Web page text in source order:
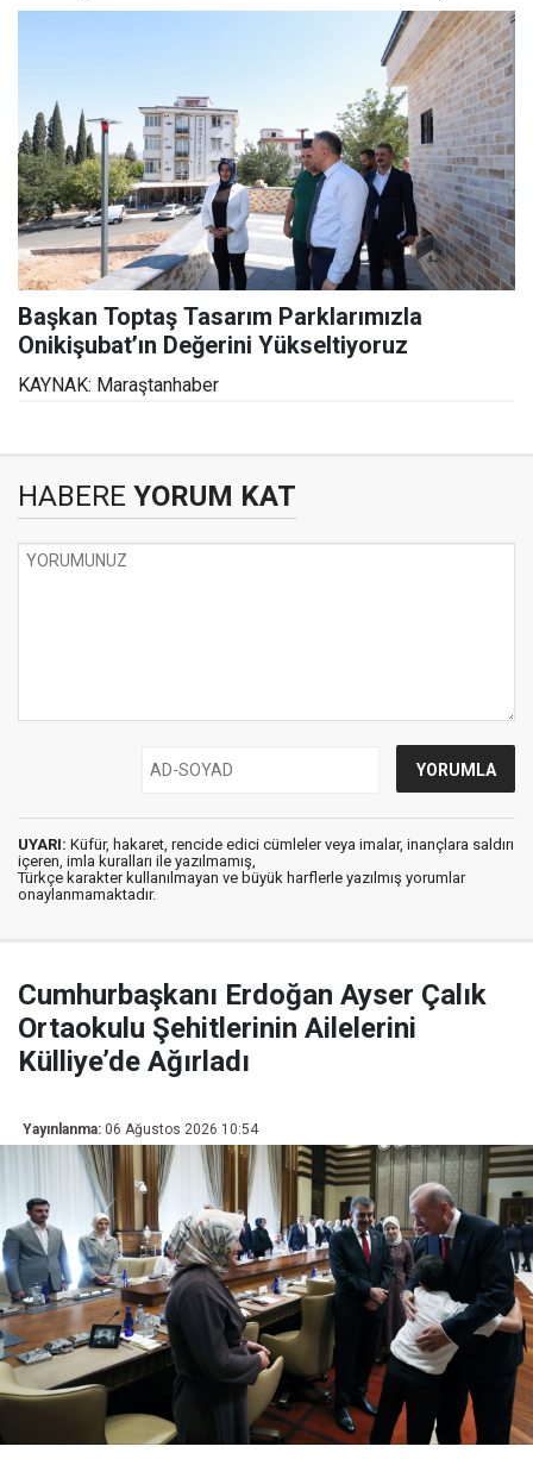
Başkan Toptaş Tasarım Parklarımızla
Onikişubat’ın Değerini Yükseltiyoruz
KAYNAK: Maraştanhaber
HABERE YORUM KAT
UYARI: Küfür, hakaret, rencide edici cümleler veya imalar, inançlara saldırı
içeren, imla kuralları ile yazılmamış,
Türkçe karakter kullanılmayan ve büyük harflerle yazılmış yorumlar
onaylanmamaktadır.
Cumhurbaşkanı Erdoğan Ayser Çalık
Ortaokulu Şehitlerinin Ailelerini
Külliye’de Ağırladı
Yayınlanma: 06 Ağustos 2026 10:54